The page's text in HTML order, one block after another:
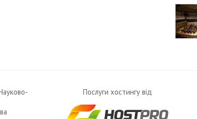
Послуги хостингу від